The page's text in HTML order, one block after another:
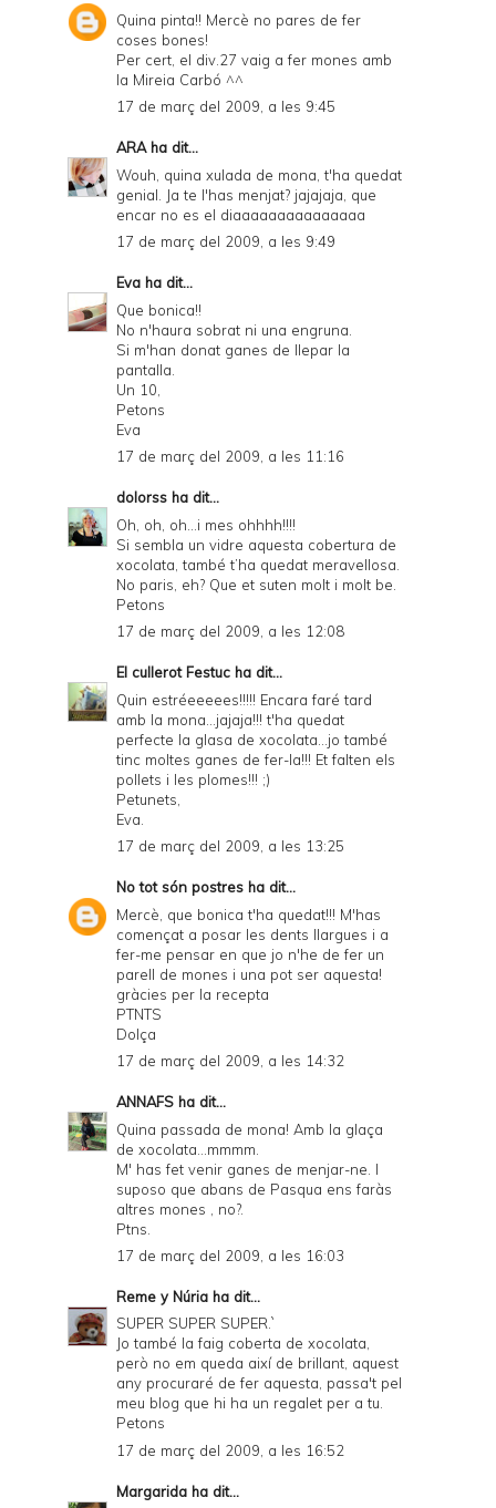
Quina pinta!! Mercè no pares de fer
coses bones!
Per cert, el div.27 vaig a fer mones amb
la Mireia Carbó ^^
17 de març del 2009, a les 9:45
ARAha dit...
Wouh, quina xulada de mona, t'ha quedat
genial. Ja te l'has menjat? jajajaja, que
encar no es el diaaaaaaaaaaaaaaa
17 de març del 2009, a les 9:49
Eva ha dit...
Que bonica!!
No n'haura sobrat ni una engruna.
Si m'han donat ganes de llepar la
pantalla.
Un 10,
Petons
Eva
17 de març del 2009, a les 11:16
dolorss ha dit...
Oh, oh, oh...i mes ohhhh!!!!
Si sembla un vidre aquesta cobertura de
xocolata, també t’ha quedat meravellosa.
No paris, eh? Que et suten molt i molt be.
Petons
17 de març del 2009, a les 12:08
El cullerot Festuc ha dit...
Quin estréeeeees!!!!! Encara faré tard
amb la mona...jajaja!!! t'ha quedat
perfecte la glasa de xocolata...jo també
tinc moltes ganes de fer-la!!! Et falten els
pollets i les plomes!!! ;)
Petunets,
Eva.
17 de març del 2009, a les 13:25
No tot són postres ha dit...
Mercè, que bonica t'ha quedat!!! M'has
començat a posar les dents llargues i a
fer-me pensar en que jo n'he de fer un
parell de mones i una pot ser aquesta!
gràcies per la recepta
PTNTS
Dolça
17 de març del 2009, a les 14:32
ANNAFS ha dit...
Quina passada de mona! Amb la glaça
de xocolata...mmmm.
M' has fet venir ganes de menjar-ne. I
suposo que abans de Pasqua ens faràs
altres mones , no?.
Ptns.
17 de març del 2009, a les 16:03
Reme y Núria ha dit...
SUPER SUPER SUPER.`
Jo també la faig coberta de xocolata,
però no em queda així de brillant, aquest
any procuraré de fer aquesta, passa't pel
meu blog que hi ha un regalet per a tu.
Petons
17 de març del 2009, a les 16:52
Margarida ha dit...